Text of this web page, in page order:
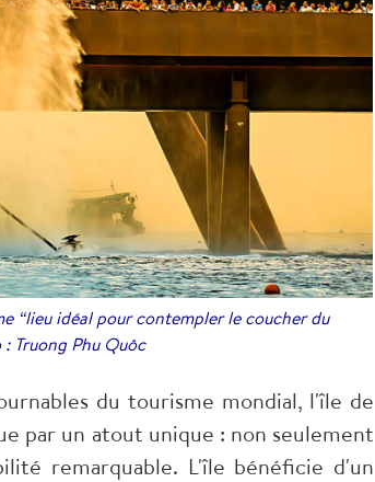
“lieu idéal pour contempler le coucher du
Truong Phu Quôc
du tourisme mondial, l'île de
par un atout unique : non seulement
remarquable. L'île bénéficie d'un